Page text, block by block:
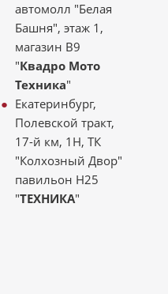
автомолл "Белая
Башня", этаж 1,
магазин В9
"Квадро Мото
Техника"
Екатеринбург,
Полевской тракт,
17-й км, 1Н, ТК
"Колхозный Двор"
павильон Н25
"ТЕХНИКА"